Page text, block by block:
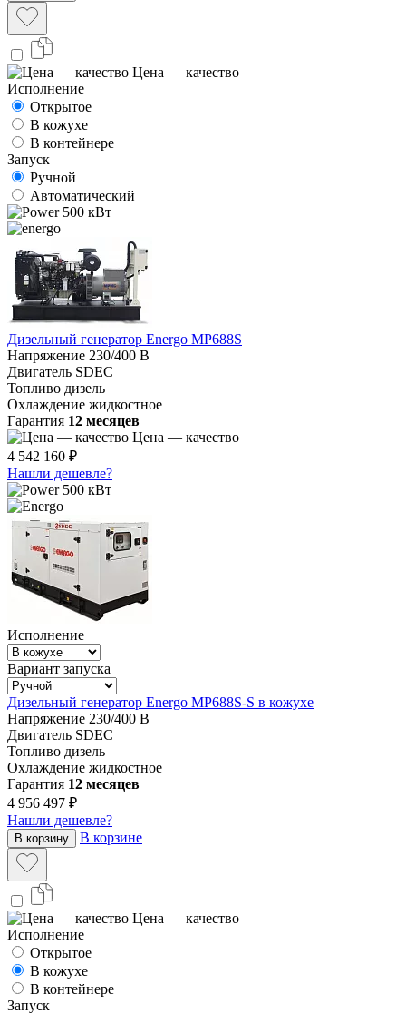
Цена — качество
Исполнение
Открытое
В кожухе
В контейнере
Запуск
Ручной
Автоматический
500 кВт
Дизельный генератор Energo MP688S
Напряжение 230/400 В
Двигатель SDEC
Топливо дизель
Охлаждение жидкостное
Гарантия 12 месяцев
Цена — качество
4 542 160 ₽
Нашли дешевле?
500 кВт
Исполнение
Вариант запуска
Дизельный генератор Energo MP688S-S в кожухе
Напряжение 230/400 В
Двигатель SDEC
Топливо дизель
Охлаждение жидкостное
Гарантия 12 месяцев
4 956 497 ₽
Нашли дешевле?
В корзину В корзине
Цена — качество
Исполнение
Открытое
В кожухе
В контейнере
Запуск